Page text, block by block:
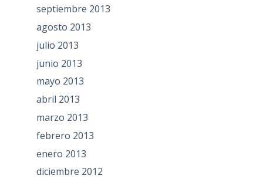
septiembre 2013
agosto 2013
julio 2013
junio 2013
mayo 2013
abril 2013
marzo 2013
febrero 2013
enero 2013
diciembre 2012